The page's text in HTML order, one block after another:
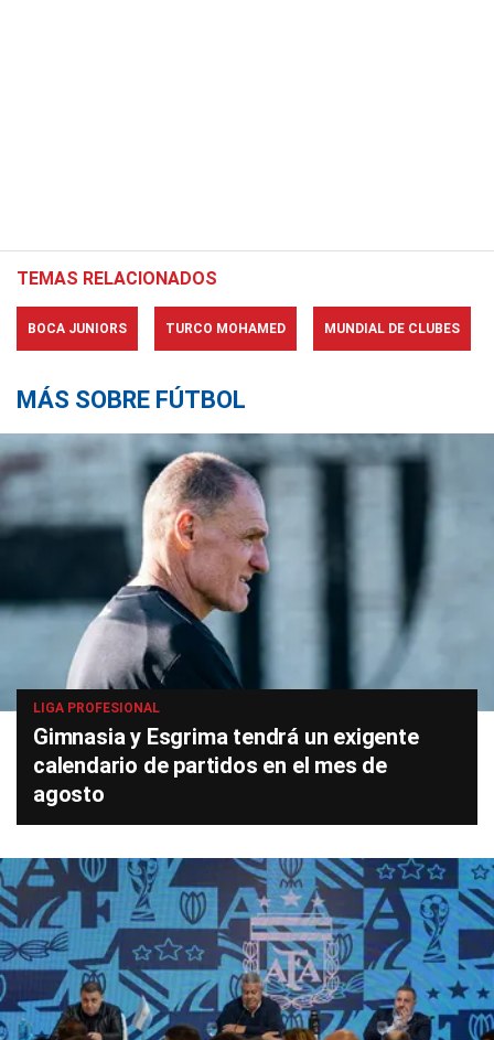
TEMAS RELACIONADOS
BOCA JUNIORS TURCO MOHAMED MUNDIAL DE CLUBES
MÁS SOBRE FÚTBOL
LIGA PROFESIONAL
Gimnasia y Esgrima tendrá un exigente
calendario de partidos en el mes de
agosto